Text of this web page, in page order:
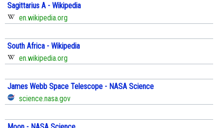
Sagittarius A - Wikipedia
en.wikipedia.org
South Africa - Wikipedia
en.wikipedia.org
James Webb Space Telescope - NASA Science
science.nasa.gov